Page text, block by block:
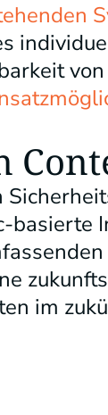
basierte
im